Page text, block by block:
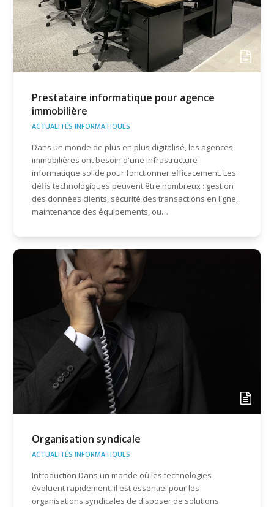
Prestataire informatique pour agence
immobilière
ACTUALITÉS INFORMATIQUES
Dans un monde de plus en plus digitalisé, les agences
immobilières ont besoin d'une infrastructure
informatique solide pour fonctionner efficacement. Les
défis technologiques peuvent être nombreux : gestion
des données clients, sécurité des transactions en ligne,
maintenance des équipements, ou…
Organisation syndicale
ACTUALITÉS INFORMATIQUES
Introduction Dans un monde où les technologies
évoluent rapidement, il est essentiel pour les
organisations syndicales de disposer de solutions